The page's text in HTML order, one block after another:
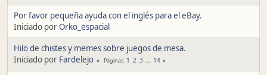
Por favor pequeña ayuda con el inglés para el eBay.
Iniciado porOrko_espacial
Hilo de chistes y memes sobre juegos de mesa.
Iniciado por Fardelejo Páginas 1 2 3 ... 14